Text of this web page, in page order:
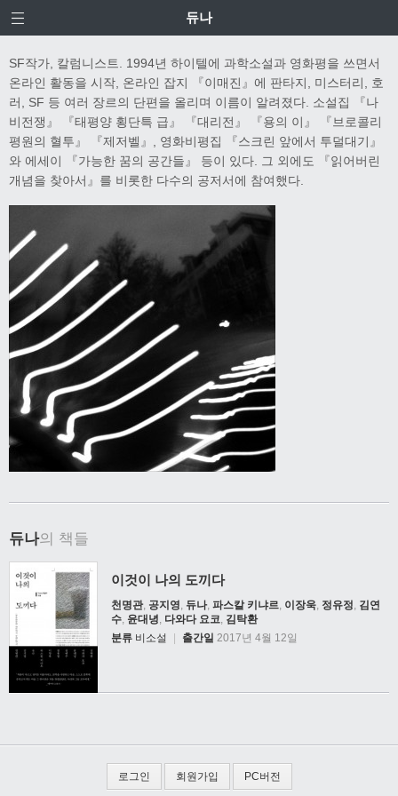
듀나
SF작가, 칼럼니스트. 1994년 하이텔에 과학소설과 영화평을 쓰면서
온라인 활동을 시작, 온라인 잡지 『이매진』에 판타지, 미스터리, 호
러, SF 등 여러 장르의 단편을 올리며 이름이 알려졌다. 소설집 『나
비전쟁』 『태평양 횡단특 급』 『대리전』 『용의 이』 『브로콜리
평원의 혈투』 『제저벨』, 영화비평집 『스크린 앞에서 투덜대기』
와 에세이 『가능한 꿈의 공간들』 등이 있다. 그 외에도 『읽어버린
개념을 찾아서』를 비롯한 다수의 공저서에 참여했다.
듀나의 책들
이것이 나의 도끼다
천명관, 공지영, 듀나, 파스칼 키냐르, 이장욱, 정유정, 김연
수, 윤대녕, 다와다 요코, 김탁환
분류 비소설 출간일 2017년 4월 12일
로그인 회원가입 PC버전